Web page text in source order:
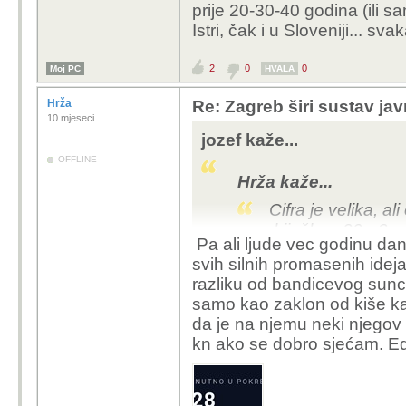
auta po familiji i da se
romobilisti i ostali po
prije 20-30-40 godina (ili
Istri, čak i u Sloveniji...
Moj PC 2 0 HVALA 0
Hrža
10 mjeseci
OFFLINE
Re: Zagreb širi sustav
jozef kaže...
Hrža kaže...
Cifra je velika,
skijaškog 30m€,
sa svojim
ostalo. Znaš kaj
buni po internetu
narod bodu već
pretilosti i
kolega pri vrhu
Pa ali ljude vec godinu
svih silnih promasenih
razliku od bandicevog
samo kao zaklon od kiše
da je na njemu neki
kn ako se dobro sjećam.